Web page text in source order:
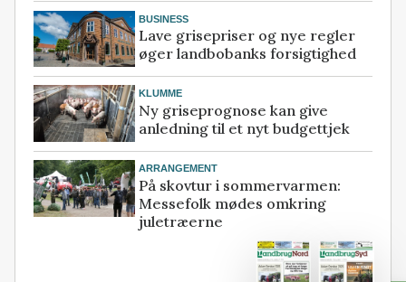
BUSINESS
Lave grisepriser og nye regler
øger landbobanks forsigtighed
KLUMME
Ny griseprognose kan give
anledning til et nyt budgettjek
ARRANGEMENT
På skovtur i sommervarmen:
Messefolk mødes omkring
juletræerne